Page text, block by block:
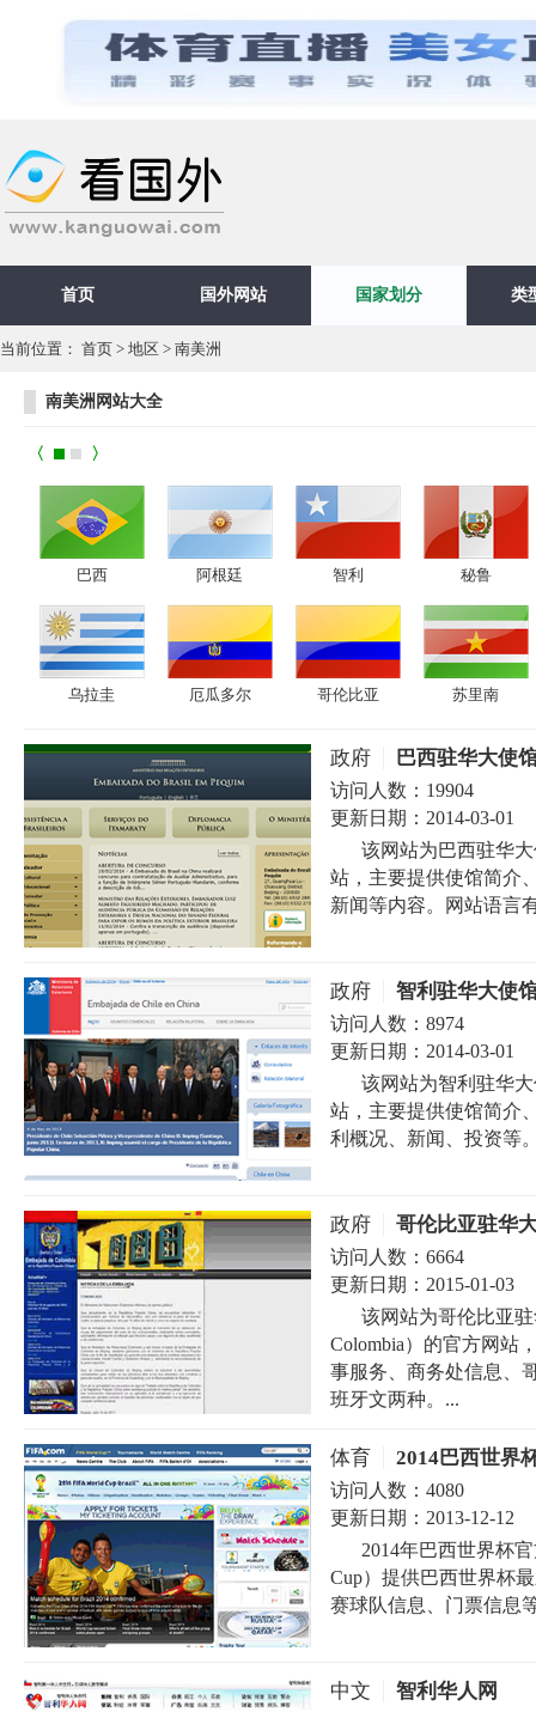
首页 国外网站 国家划分 类
当前位置： 首页 > 地区 > 南美洲
南美洲网站大全
〈 〉
巴西 阿根廷 智利 秘鲁
乌拉圭 厄瓜多尔 哥伦比亚 苏里南
政府 巴西驻华大使
访问人数： 19904
更新日期： 2014-03-01
该网站为巴西驻华大
站，主要提供使馆简介
新闻等内容。网站语言
政府 智利驻华大使
访问人数： 8974
更新日期： 2014-03-01
该网站为智利驻华大
站，主要提供使馆简介
利概况、新闻、投资等
政府 哥伦比亚驻华
访问人数： 6664
更新日期： 2015-01-03
该网站为哥伦比亚驻
Colombia）的官方网站
事服务、商务处信息、
班牙文两种。...
体育 2014巴西世界
访问人数： 4080
更新日期： 2013-12-12
2014年巴西世界杯
Cup）提供巴西世界杯
赛球队信息、门票信息
中文 智利华人网